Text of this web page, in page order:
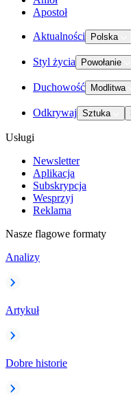
Apostoł
Aktualności Polska
Styl życia Powołanie
Duchowość Modlitwa
Odkrywaj Sztuka
Usługi
Newsletter
Aplikacja
Subskrypcja
Wesprzyj
Reklama
Nasze flagowe formaty
Analizy
Artykuł
Dobre historie